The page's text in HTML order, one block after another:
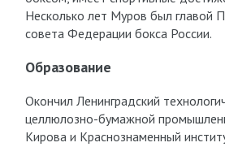
Несколько лет Муров был главой
совета Федерации бокса России.
Образование
Окончил Ленинградский
целлюлозно-бумажной
Кирова и Краснознаменный